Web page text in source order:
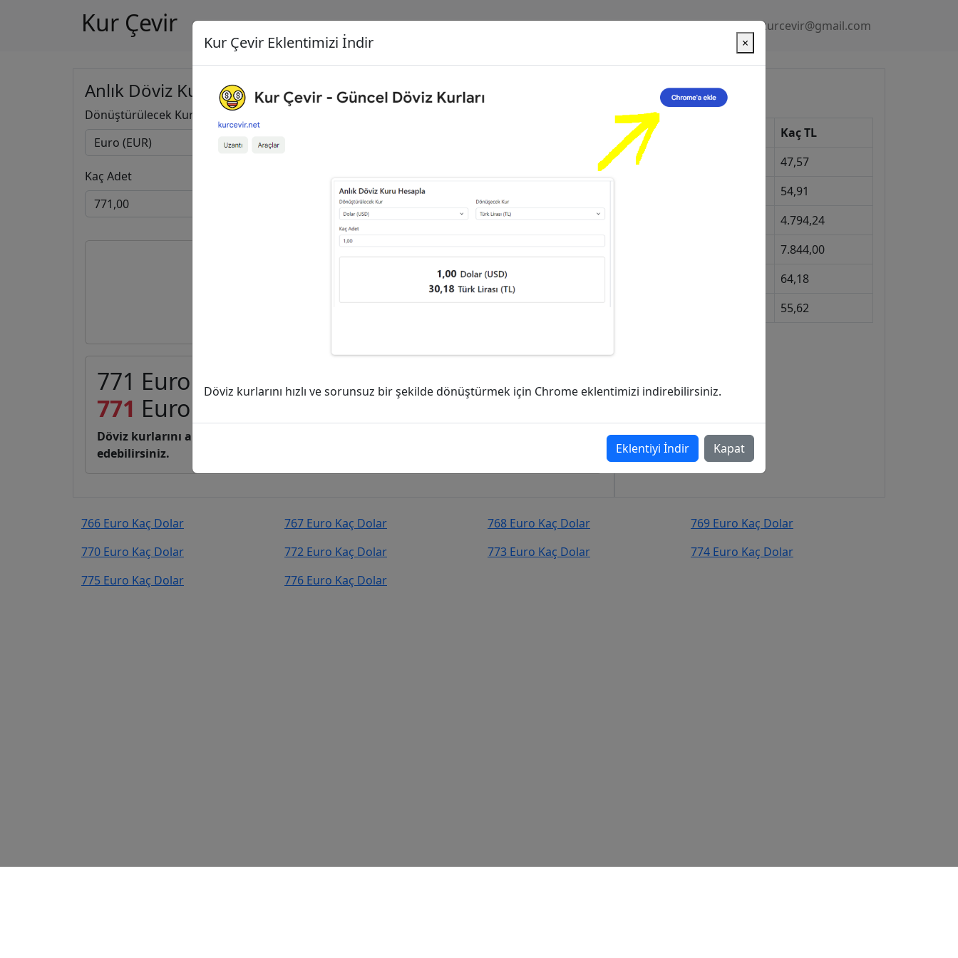
Kur Çevir Gizlilik Politikası kurcevir@gmail.com
Anlık Döviz Kuru Hesapla
Dönüştürülecek Kur
Kaç Adet
Euro (EUR)
771 Euro (EUR) kaç Dolar (USD)?
771 Euro
Döviz kurlarını anlık, canlı, basit bir şekilde kurcevir.net adresinden takip
edebilirsiniz.
Güncel Kurlar
Kur
Kaç TL
Dolar
47,57
54,91
4.794,24
7.844,00
64,18
55,62
766 Euro Kaç Dolar 767 Euro Kaç Dolar 768 Euro Kaç Dolar
769 Euro Kaç Dolar
770 Euro Kaç Dolar
772 Euro Kaç Dolar 773 Euro Kaç Dolar
774 Euro Kaç Dolar
775 Euro Kaç Dolar
776 Euro Kaç Dolar
Kur Çevir Eklentimizi İndir ×
Döviz kurlarını hızlı ve sorunsuz bir şekilde dönüştürmek için Chrome eklentimizi indirebilirsiniz.
Eklentiyi İndir Kapat